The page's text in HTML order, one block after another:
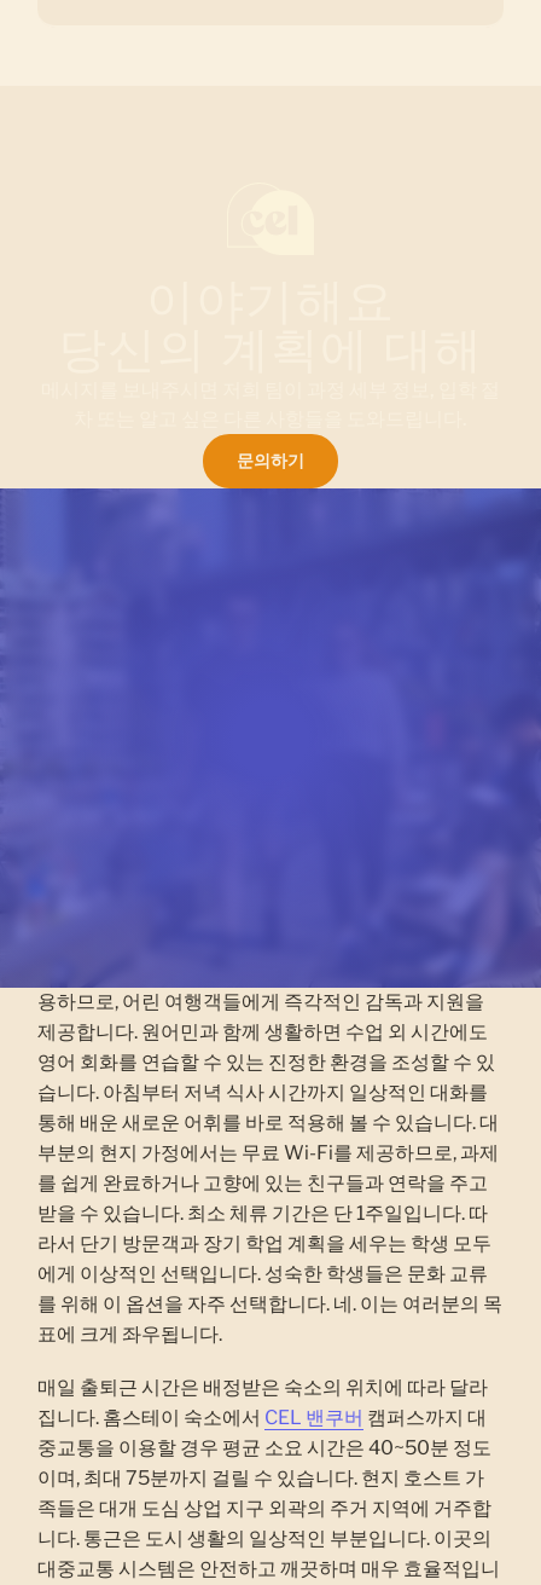
문의하기
#O19395677113)와 같은 지정 교육 기관(DLI)에서 공
용하므로, 어린 여행객들에게 즉각적인 감독과 지원을
제공합니다. 원어민과 함께 생활하면 수업 외 시간에도
영어 회화를 연습할 수 있는 진정한 환경을 조성할 수 있
습니다. 아침부터 저녁 식사 시간까지 일상적인 대화를
통해 배운 새로운 어휘를 바로 적용해 볼 수 있습니다. 대
부분의 현지 가정에서는 무료 Wi-Fi를 제공하므로, 과제
를 쉽게 완료하거나 고향에 있는 친구들과 연락을 주고
받을 수 있습니다. 최소 체류 기간은 단 1주일입니다. 따
라서 단기 방문객과 장기 학업 계획을 세우는 학생 모두
에게 이상적인 선택입니다. 성숙한 학생들은 문화 교류
를 위해 이 옵션을 자주 선택합니다. 네. 이는 여러분의 목
표에 크게 좌우됩니다.
매일 출퇴근 시간은 배정받은 숙소의 위치에 따라 달라
집니다. 홈스테이 숙소에서 CEL 밴쿠버 캠퍼스까지 대
중교통을 이용할 경우 평균 소요 시간은 40~50분 정도
이며, 최대 75분까지 걸릴 수 있습니다. 현지 호스트 가
족들은 대개 도심 상업 지구 외곽의 주거 지역에 거주합
니다. 통근은 도시 생활의 일상적인 부분입니다. 이곳의
대중교통 시스템은 안전하고 깨끗하며 매우 효율적입니